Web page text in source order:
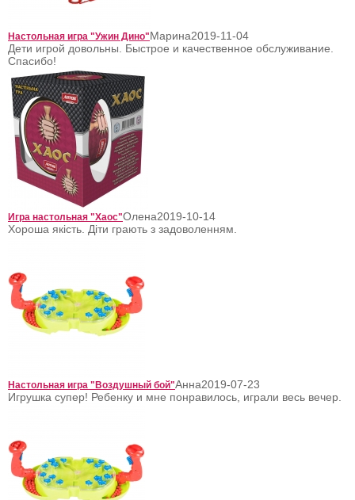
Настольная игра "Ужин Дино"Марина2019-11-04
Дети игрой довольны. Быстрое и качественное обслуживание.
Спасибо!
Игра настольная "Хаос"Олена2019-10-14
Хороша якість. Діти грають з задоволенням.
Настольная игра "Воздушный бой"Анна2019-07-23
Игрушка супер! Ребенку и мне понравилось, играли весь вечер.